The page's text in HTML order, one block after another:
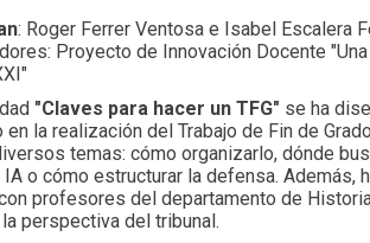
: Roger Ferrer Ventosa e Isabel Escalera
Proyecto de Innovación Docente
"Claves para hacer un TFG" se ha
en la realización del Trabajo de Fin de
temas: cómo organizarlo, dónde
o cómo estructurar la defensa. Además,
profesores del departamento de
perspectiva del tribunal.